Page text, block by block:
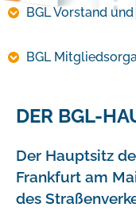
BGL Vorstand
BGL
DER BGL-
Der Hauptsitz
Frankfurt am
des